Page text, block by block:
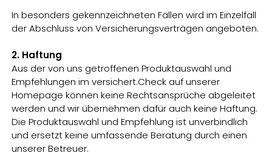
In besonders gekennzeichneten Fällen wird im Einzelfall
der Abschluss von Versicherungsverträgen angeboten.
2. Haftung
Aus der von uns getroffenen Produktauswahl und
Empfehlungen im versichert.Check auf unserer
Homepage können keine Rechtsansprüche abgeleitet
werden und wir übernehmen dafür auch keine Haftung.
Die Produktauswahl und Empfehlung ist unverbindlich
und ersetzt keine umfassende Beratung durch einen
unserer Betreuer.